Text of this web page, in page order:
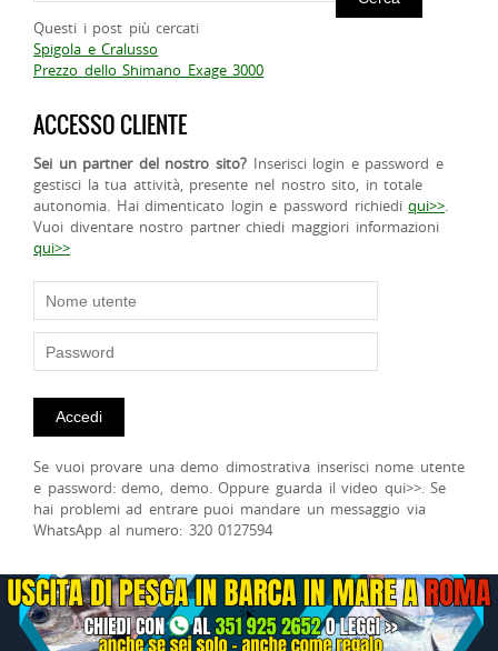
Questi i post più cercati
Spigola e Cralusso
Prezzo dello Shimano Exage 3000
ACCESSO CLIENTE
Sei un partner del nostro sito? Inserisci login e password e
gestisci la tua attività, presente nel nostro sito, in totale
autonomia. Hai dimenticato login e password richiediqui>>.
Vuoi diventare nostro partner chiedi maggiori informazioni
qui>>
Se vuoi provare una demo dimostrativa inserisci nome utente
e password: demo, demo. Oppure guarda il video qui>>. Se
hai problemi ad entrare puoi mandare un messaggio via
WhatsApp al numero: 320 0127594